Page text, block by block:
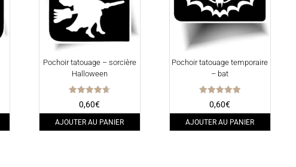
Pochoir tatouage – sorcière
Halloween
Note
4.67
sur 5
0,60€
AJOUTER AU PANIER
Pochoir tatouage temporaire
– bat
Note
5.00
sur 5
0,60€
AJOUTER AU PANIER